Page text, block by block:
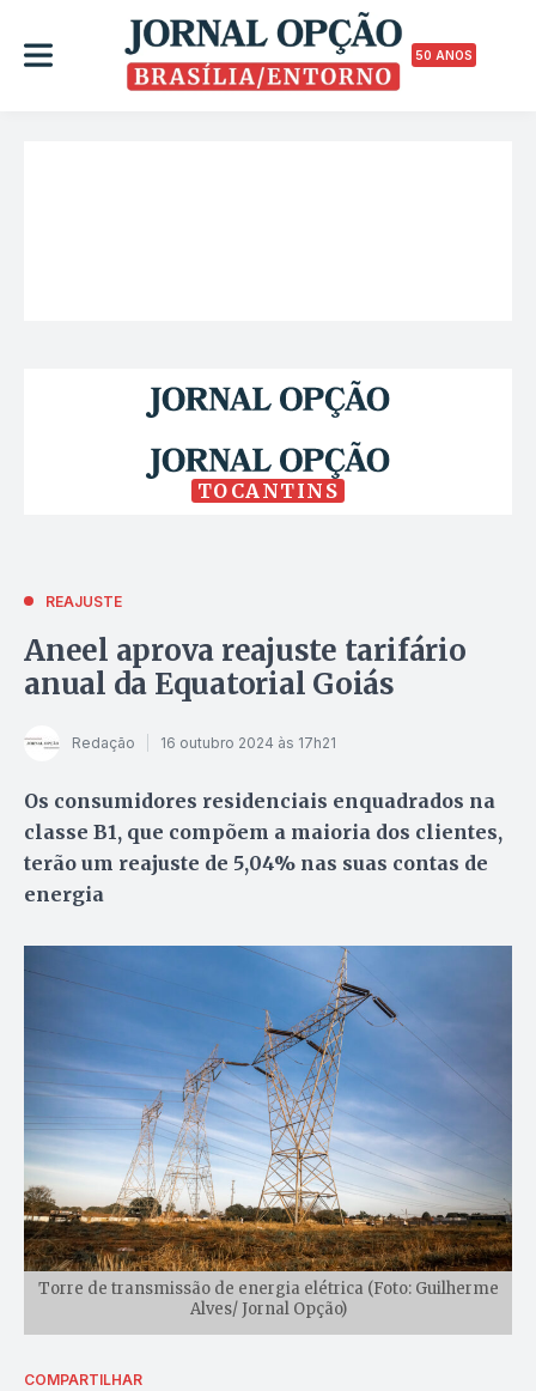
50 ANOS
TOCANTINS
REAJUSTE
Aneel aprova reajuste tarifário
anual da Equatorial Goiás
Redação 16 outubro 2024 às 17h21
Os consumidores residenciais enquadrados na
classe B1, que compõem a maioria dos clientes,
terão um reajuste de 5,04% nas suas contas de
energia
Torre de transmissão de energia elétrica (Foto: Guilherme
Alves/ Jornal Opção)
COMPARTILHAR